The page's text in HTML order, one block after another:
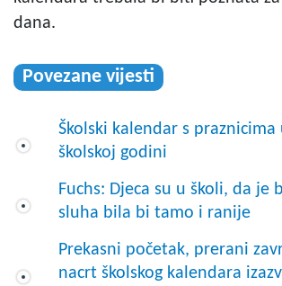
dana.
Povezane vijesti
Školski kalendar s praznicima
školskoj godini
Fuchs: Djeca su u školi, da je
sluha bila bi tamo i ranije
Prekasni početak, prerani
nacrt školskog kalendara